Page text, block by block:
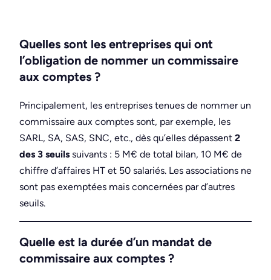
Quelles sont les entreprises qui ont
l’obligation de nommer un commissaire
aux comptes ?
Principalement, les entreprises tenues de nommer un
commissaire aux comptes sont, par exemple, les
SARL, SA, SAS, SNC, etc., dès qu’elles dépassent 2
des 3 seuils suivants : 5 M€ de total bilan, 10 M€ de
chiffre d’affaires HT et 50 salariés. Les associations ne
sont pas exemptées mais concernées par d’autres
seuils.
Quelle est la durée d’un mandat de
commissaire aux comptes ?